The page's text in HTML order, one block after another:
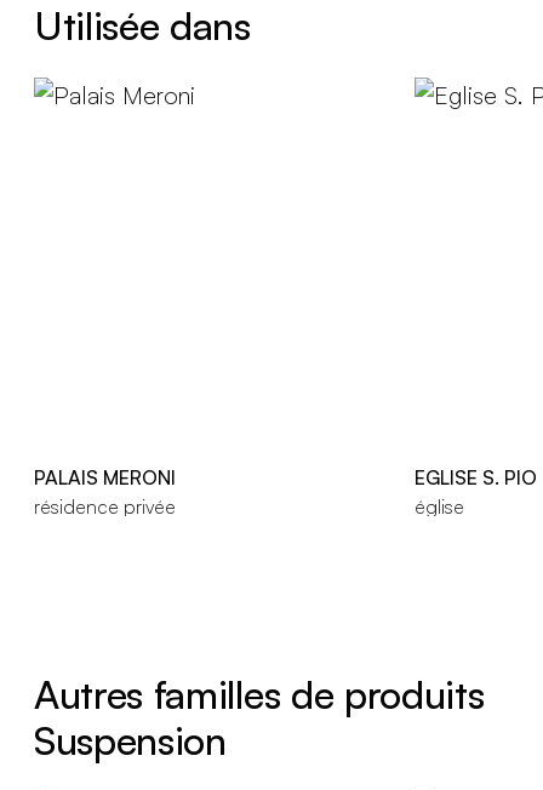
Utilisée dans
PALAIS MERONI
résidence privée
EGLISE S.
église
Autres familles de produits
Suspension